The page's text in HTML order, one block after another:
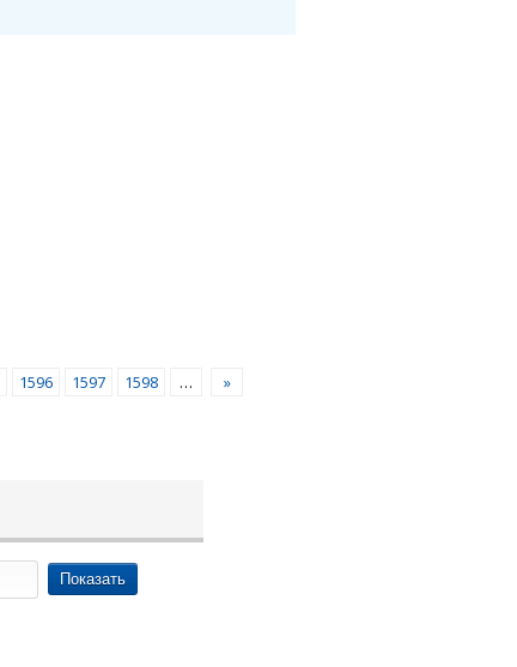
1596 1597 1598 … »